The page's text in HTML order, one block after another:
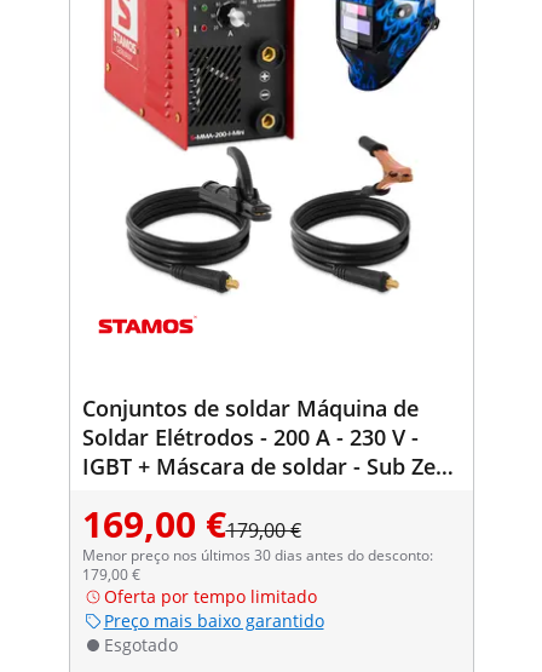
Conjuntos de soldar Máquina de
Soldar Elétrodos - 200 A - 230 V -
IGBT + Máscara de soldar - Sub Zero
169,00 €179,00 €
Menor preço nos últimos 30 dias antes do desconto:
179,00 €
Oferta por tempo limitado
Preço mais baixo garantido
Esgotado